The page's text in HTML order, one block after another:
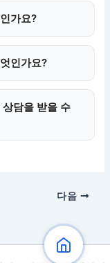
가요?
인가요?
담을 받을 수
다음